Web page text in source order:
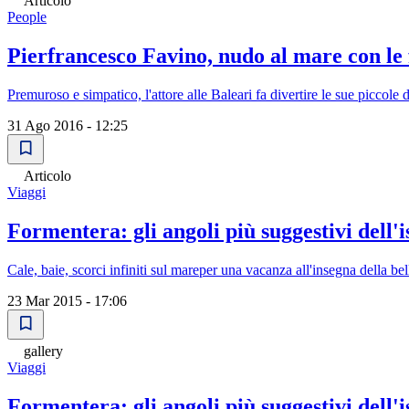
People
Pierfrancesco Favino, nudo al mare con
Premuroso e simpatico, l'attore alle Baleari fa divertire le sue piccole
31 Ago 2016 - 12:25
Articolo
Viaggi
Formentera: gli angoli più suggestivi
Cale, baie, scorci infiniti sul mareper una vacanza all'insegna della
23 Mar 2015 - 17:06
gallery
Viaggi